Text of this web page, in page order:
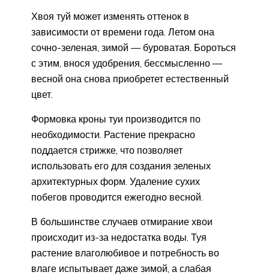
Хвоя туй может изменять оттенок в
зависимости от времени года. Летом она
сочно-зеленая, зимой — буроватая. Бороться
с этим, внося удобрения, бессмысленно —
весной она снова приобретет естественный
цвет.
Формовка кроны туи производится по
необходимости. Растение прекрасно
поддается стрижке, что позволяет
использовать его для создания зеленых
архитектурных форм. Удаление сухих
побегов проводится ежегодно весной.
В большинстве случаев отмирание хвои
происходит из-за недостатка воды. Туя
растение влаголюбивое и потребность во
влаге испытывает даже зимой, а слабая